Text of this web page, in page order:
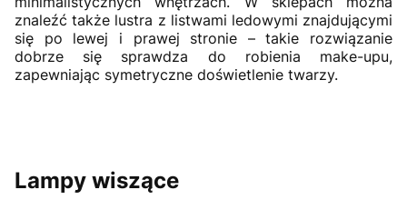
znaleźć także lustra z listwami ledowymi znajdującymi
się po lewej i prawej stronie – takie rozwiązanie
dobrze się sprawdza do robienia make-upu,
zapewniając symetryczne doświetlenie twarzy.
Lampy wiszące